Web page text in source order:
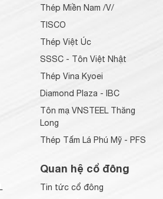
Thép Miền Nam /V/
TISCO
Thép Việt Úc
SSSC - Tôn Việt Nhật
Thép Vina Kyoei
Diamond Plaza - IBC
Tôn mạ VNSTEEL Thăng
Long
Thép Tấm Lá Phú Mỹ - PFS
Quan hệ cổ đông
Tin tức cổ đông